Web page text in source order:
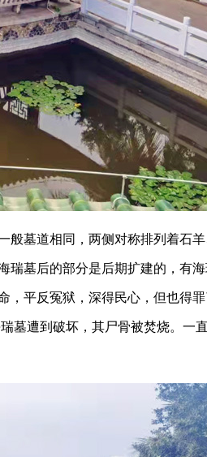
墓道相同，两侧对称排列着石
墓后的部分是后期扩建的，有
，平反冤狱，深得民心，但也得
墓遭到破坏，其尸骨被焚烧。一